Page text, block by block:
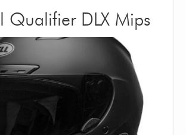
Qualifier DLX Mips